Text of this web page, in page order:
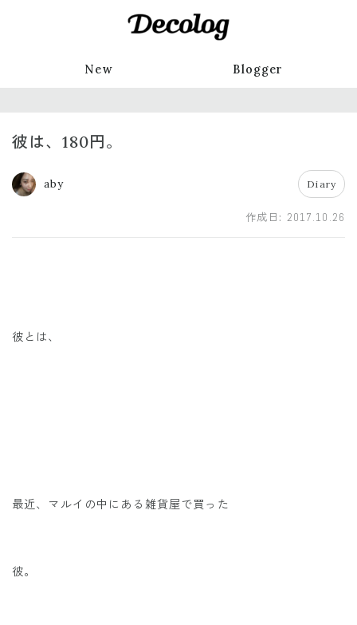
New Blogger
彼は、180円。
aby Diary
作成日: 2017.10.26
彼とは、
最近、マルイの中にある雑貨屋で買った
彼。